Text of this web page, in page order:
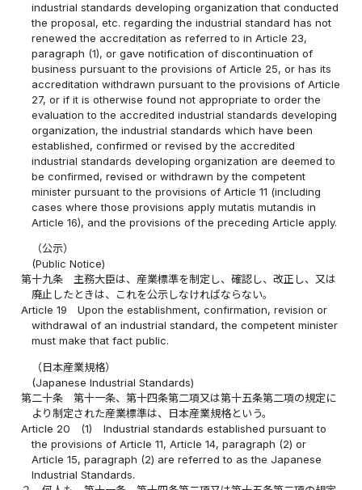
industrial standards developing organization that conducted
the proposal, etc. regarding the industrial standard has not
renewed the accreditation as referred to in Article 23,
paragraph (1), or gave notification of discontinuation of
business pursuant to the provisions of Article 25, or has its
accreditation withdrawn pursuant to the provisions of Article
27, or if it is otherwise found not appropriate to order the
evaluation to the accredited industrial standards developing
organization, the industrial standards which have been
established, confirmed or revised by the accredited
industrial standards developing organization are deemed to
be confirmed, revised or withdrawn by the competent
minister pursuant to the provisions of Article 11 (including
cases where those provisions apply mutatis mutandis in
Article 16), and the provisions of the preceding Article apply.
（公示）
(Public Notice)
第十九条
主務大臣は、産業標準を制定し、確認し、改正し、又は
廃止したときは、これを公示しなければならない。
Article 19
Upon the establishment, confirmation, revision or
withdrawal of an industrial standard, the competent minister
must make that fact public.
（日本産業規格）
(Japanese Industrial Standards)
第二十条
第十一条、第十四条第二項又は第十五条第二項の規定に
より制定された産業標準は、日本産業規格という。
Article 20
(1)
Industrial standards established pursuant to
the provisions of Article 11, Article 14, paragraph (2) or
Article 15, paragraph (2) are referred to as the Japanese
Industrial Standards.